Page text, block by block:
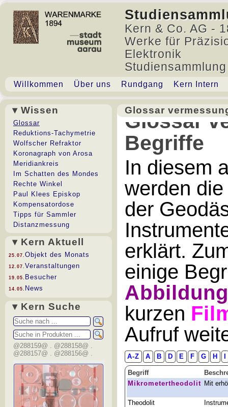
Kern & Co. AG -
Werke für
Elektronik
Willkommen Über uns Rundgang Kern Intern
▾ Wissen
Glossar
Reduktions-Tachymetrie
Wolfscher Refraktor
Koronagraph von Arosa
Meridiankreis
Im Schatten des Mondes
Rechte Winkel
Paul Klees Episkop
Kompensatordose
Tipps für Sammler
Distanzmessung
▾ Kern Aktuell
25.07. Objekt des Monats
12.07. Veranstaltungen
19.05. Besucher
14.05. News
▾ Kern Suche
@288159@ . @288158@ .
@288157@ . @288156@ .
Glossar
Glossar
Begriffe
In diesem
werden
der
erklärt.
einige
kurzen
Aufruf
A-Z A B D E F G H
Begriff
Mikrometertheodolit Mit
Theodolit